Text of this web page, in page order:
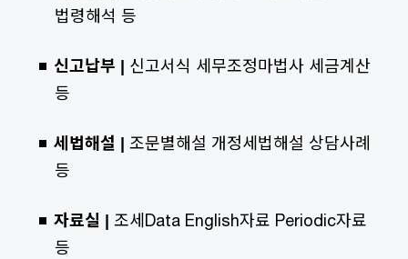
법령해석 등
신고납부 | 신고서식 세무조정마법사 세금계산
등
세법해설 | 조문별해설 개정세법해설 상담사례
등
자료실 | 조세Data English자료 Periodic자료
등